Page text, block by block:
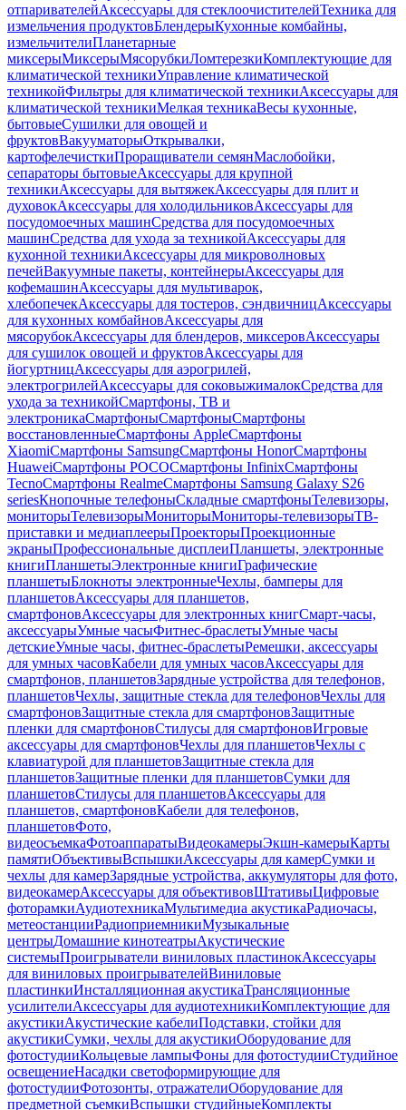
отпаривателейАксессуары для стеклоочистителейТехника для
измельчения продуктовБлендерыКухонные комбайны,
измельчителиПланетарные
миксерыМиксерыМясорубкиЛомтерезкиКомплектующие для
климатической техникиУправление климатической
техникойФильтры для климатической техникиАксессуары для
климатической техникиМелкая техникаВесы кухонные,
бытовыеСушилки для овощей и
фруктовВакууматорыОткрывалки,
картофелечисткиПроращиватели семянМаслобойки,
сепараторы бытовыеАксессуары для крупной
техникиАксессуары для вытяжекАксессуары для плит и
духовокАксессуары для холодильниковАксессуары для
посудомоечных машинСредства для посудомоечных
машинСредства для ухода за техникойАксессуары для
кухонной техникиАксессуары для микроволновых
печейВакуумные пакеты, контейнерыАксессуары для
кофемашинАксессуары для мультиварок,
хлебопечекАксессуары для тостеров, сэндвичницАксессуары
для кухонных комбайновАксессуары для
мясорубокАксессуары для блендеров, миксеровАксессуары
для сушилок овощей и фруктовАксессуары для
йогуртницАксессуары для аэрогрилей,
электрогрилейАксессуары для соковыжималокСредства для
ухода за техникойСмартфоны, ТВ и
электроникаСмартфоныСмартфоныСмартфоны
восстановленныеСмартфоны AppleСмартфоны
XiaomiСмартфоны SamsungСмартфоны HonorСмартфоны
HuaweiСмартфоны POCOСмартфоны InfinixСмартфоны
TecnoСмартфоны RealmeСмартфоны Samsung Galaxy S26
seriesКнопочные телефоныСкладные смартфоныТелевизоры,
мониторыТелевизорыМониторыМониторы-телевизорыТВ-
приставки и медиаплеерыПроекторыПроекционные
экраныПрофессиональные дисплеиПланшеты, электронные
книгиПланшетыЭлектронные книгиГрафические
планшетыБлокноты электронныеЧехлы, бамперы для
планшетовАксессуары для планшетов,
смартфоновАксессуары для электронных книгСмарт-часы,
аксессуарыУмные часыФитнес-браслетыУмные часы
детскиеУмные часы, фитнес-браслетыРемешки, аксессуары
для умных часовКабели для умных часовАксессуары для
смартфонов, планшетовЗарядные устройства для телефонов,
планшетовЧехлы, защитные стекла для телефоновЧехлы для
смартфоновЗащитные стекла для смартфоновЗащитные
пленки для смартфоновСтилусы для смартфоновИгровые
аксессуары для смартфоновЧехлы для планшетовЧехлы с
клавиатурой для планшетовЗащитные стекла для
планшетовЗащитные пленки для планшетовСумки для
планшетовСтилусы для планшетовАксессуары для
планшетов, смартфоновКабели для телефонов,
планшетовФото,
видеосъемкаФотоаппаратыВидеокамерыЭкшн-камерыКарты
памятиОбъективыВспышкиАксессуары для камерСумки и
чехлы для камерЗарядные устройства, аккумуляторы для фото,
видеокамерАксессуары для объективовШтативыЦифровые
фоторамкиАудиотехникаМультимедиа акустикаРадиочасы,
метеостанцииРадиоприемникиМузыкальные
центрыДомашние кинотеатрыАкустические
системыПроигрыватели виниловых пластинокАксессуары
для виниловых проигрывателейВиниловые
пластинкиИнсталляционная акустикаТрансляционные
усилителиАксессуары для аудиотехникиКомплектующие для
акустикиАкустические кабелиПодставки, стойки для
акустикиСумки, чехлы для акустикиОборудование для
фотостудииКольцевые лампыФоны для фотостудииСтудийное
освещениеНасадки светоформирующие для
фотостудииФотозонты, отражателиОборудование для
предметной съемкиВспышки студийныеКомплекты